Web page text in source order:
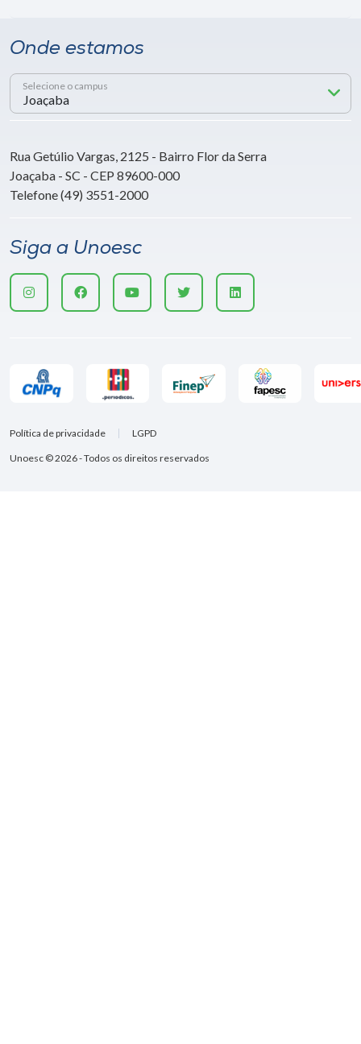
Onde estamos
Selecione o campus
Rua Getúlio Vargas, 2125 - Bairro Flor da Serra
Joaçaba - SC - CEP 89600-000
Telefone (49) 3551-2000
Siga a Unoesc
Unoesc © 2026 - Todos os direitos reservados
Política de privacidade LGPD